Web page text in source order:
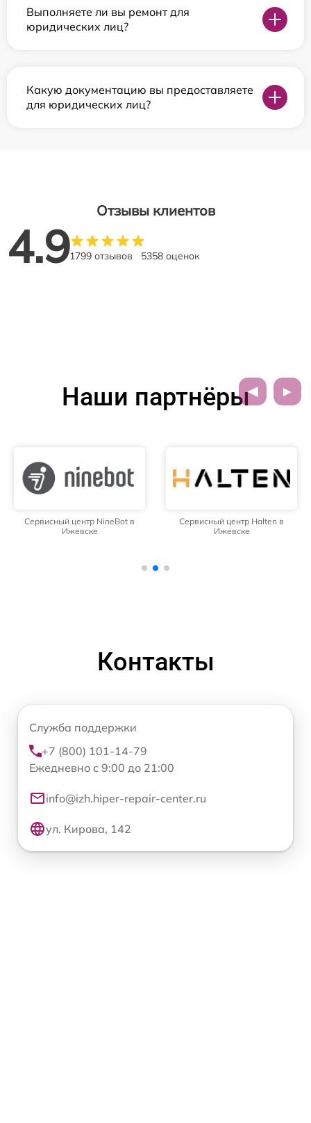
Выполняете ли вы ремонт для
юридических лиц?
Какую документацию вы предоставляете
для юридических лиц?
Отзывы клиентов
4.91799 отзывов 5358 оценок
Наши партнёры
Сервисный центр NineBot в
Ижевске
Сервисный центр Halten в
Ижевске
Контакты
Служба поддержки
+7 (800) 101-14-79
Ежедневно с 9:00 до 21:00
info@izh.hiper-repair-center.ru
ул. Кирова, 142